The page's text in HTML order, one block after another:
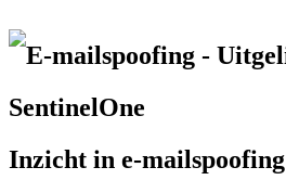
Inzicht in e-mailspoofing